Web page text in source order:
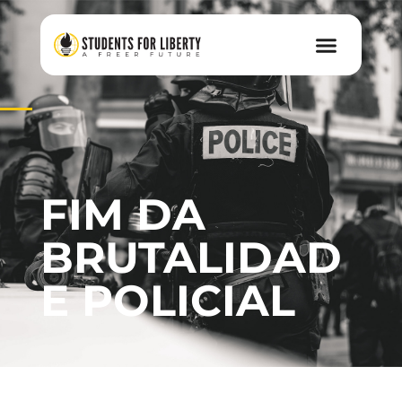
FIM DA
BRUTALIDAD
E POLICIAL